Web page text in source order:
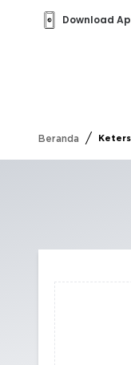
Download
Beranda /